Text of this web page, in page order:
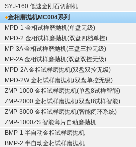
SYJ-160 低速金刚石切割机
金相磨抛机MC004系列
MPD-1 金相试样磨抛机(单盘无级)
MPD-2 金相试样磨抛机(双盘四档单控)
MP-3A 金相试样磨抛机(三盘三控无级)
MP-2A 金相试样磨抛机(双盘双控无级)
MPD-2A 金相试样磨抛机(双盘双控无级)
MPD-2W 金相试样磨抛机(双盘单控无级)
ZMP-1000 金相试样磨抛机(单盘8试样智能)
ZMP-2000 金相试样磨抛机(双盘8试样智能)
ZMP-3000 金相试样磨抛机(智能闭环系统)
ZMP-1000ZS 智能薄片自动磨抛机
BMP-1 半自动金相试样磨抛机
BMP-2 半自动金相试样磨抛机